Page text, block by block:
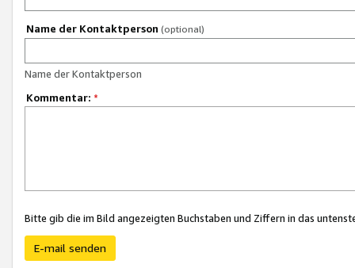
Name der Kontaktperson (optional)
Name der Kontaktperson
Kommentar: *
Bitte gib die im Bild angezeigten Buchstaben und Ziffern in das
E-mail senden